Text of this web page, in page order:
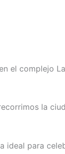
el complejo
la
ideal para